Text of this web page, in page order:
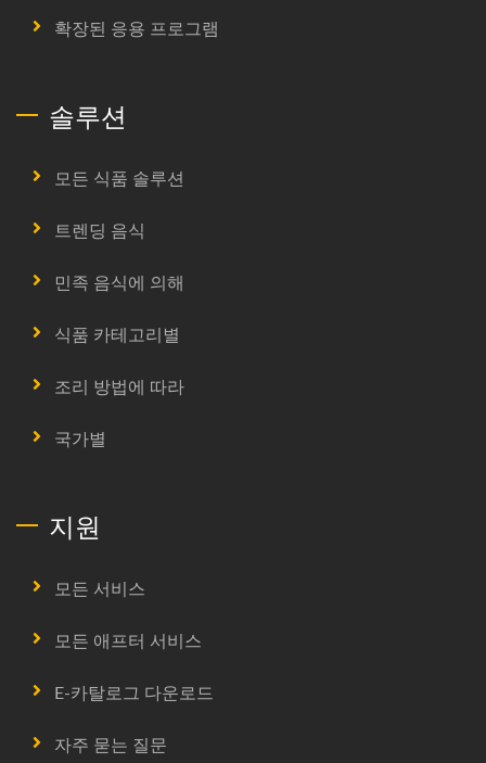
확장된 응용 프로그램
솔루션
모든 식품 솔루션
트렌딩 음식
민족 음식에 의해
식품 카테고리별
조리 방법에 따라
국가별
지원
모든 서비스
모든 애프터 서비스
E-카탈로그 다운로드
자주 묻는 질문